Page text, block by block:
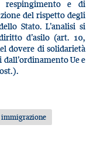
e di
del rispetto degli
Stato. L’analisi si
d’asilo (art. 10,
dovere di solidarietà
Ue e
immigrazione